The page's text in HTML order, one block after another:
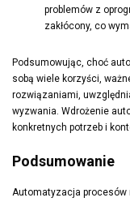
problemów z
zakłócony, co
Podsumowując, choć
sobą wiele korzyści,
rozwiązaniami,
wyzwania. Wdrożenie
konkretnych potrzeb i
Podsumowanie
Automatyzacja